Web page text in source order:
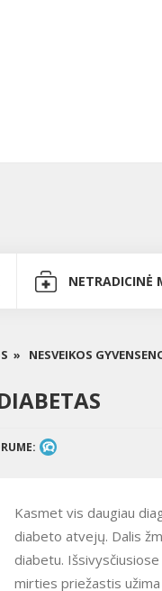
NETRADICINĖ
» NESVEIKOS
Kasmet vis daugiau
diabeto atvejų. Dalis
diabetu.
mirties priežastis